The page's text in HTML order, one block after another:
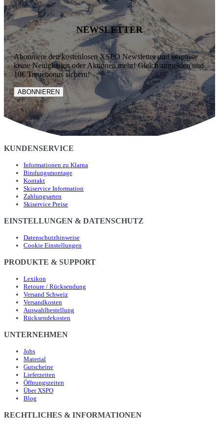
NEWSLETTER
Abonniere den kostenlosen XSPO Newsletter und verpasse
keine Neuigkeiten oder Aktionen mehr! Gleich anmelden und
10€ Treuebonus sichern!
ABONNIEREN
KUNDENSERVICE
Informationen zu Klarna
Bindungsmontage
Kontakt
Skiservice Information
Zahlungsarten
Skiservice Preise
EINSTELLUNGEN & DATENSCHUTZ
Datenschutzhinweise
Cookie Einstellungen
PRODUKTE & SUPPORT
Lexikon
Retoure / Rücksendung
Versand Schweiz
Versandkosten
Auswahlbestellung
Rücksendekosten
UNTERNEHMEN
Jobs
Material
Gutscheine
Lieferzeiten
Öffnungszeiten
Über XSPO
Blog
RECHTLICHES & INFORMATIONEN